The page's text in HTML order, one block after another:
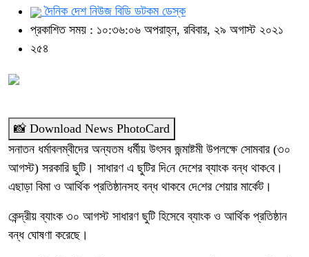
দৈনিক দেশ নিউজ বিডি ডটকম ডেস্ক
প্রকাশিত সময় : ১০:৩৬:০৬ অপরাহ্ন, রবিবার, ২৯ অগাস্ট ২০২১
২৫৪
📸 Download News PhotoCard
সনাতন ধর্মাবলম্বীদের অন্যতম ধর্মীয় উৎসব জন্মাষ্টমী উপলক্ষে সোমবার (৩০
আগস্ট) সরকারি ছুটি। সাধারণ এ ছু‌টির দি‌নে দেশের ব্যাংক বন্ধ থাক‌বে।
এছাড়া বিমা ও আর্থিক প্রতিষ্ঠানসহ বন্ধ থাকবে দে‌শের শেয়ার মার্কেট।
কেন্দ্রীয় ব্যাংক ৩০ আগস্ট সাধারণ ছুটি হিসেবে ব্যাংক ও আর্থিক প্রতিষ্ঠান
বন্ধ ঘোষণা করেছে।